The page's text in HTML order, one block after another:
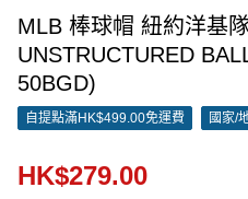
MLB 棒球帽 紐約洋基
UNSTRUCTURED
50BGD)
自提點滿HK$499.00免運費 國家/
HK$279.00